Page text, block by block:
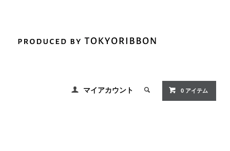
マイアカウント 0 アイテム